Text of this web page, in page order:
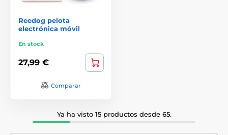
Reedog pelota
electrónica móvil
En stock
27,99 €
Comparar
Ya ha visto 15 productos desde 65.